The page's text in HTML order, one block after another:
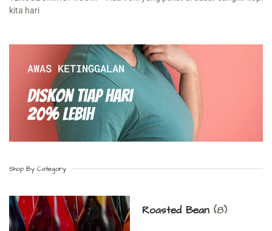
kita hari
AWAS KETINGGALAN
Diskon Tiap hari
20% Lebih
Shop By Category
Roasted Bean (8)